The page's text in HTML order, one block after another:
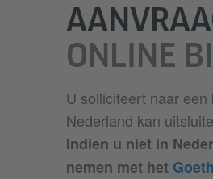
ONLINE
U solliciteert naar
Nederland kan
Indien u niet in
nemen met het